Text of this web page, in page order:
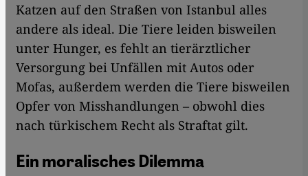
Katzen auf den Straßen von Istanbul alles
andere als ideal. Die Tiere leiden bisweilen
unter Hunger, es fehlt an tierärztlicher
Versorgung bei Unfällen mit Autos oder
Mofas, außerdem werden die Tiere bisweilen
Opfer von Misshandlungen – obwohl dies
nach türkischem Recht als Straftat gilt.
Ein moralisches Dilemma